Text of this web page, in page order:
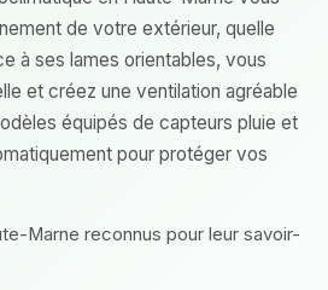
de votre extérieur, quelle
à ses lames orientables, vous
et créez une ventilation agréable
équipés de capteurs pluie et
pour protéger vos
Marne reconnus pour leur savoir-